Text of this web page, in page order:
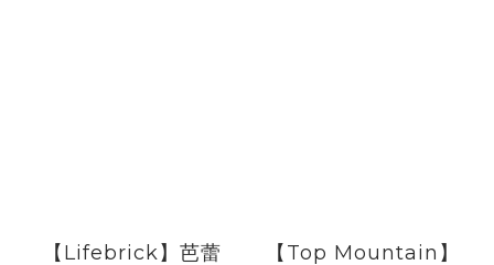
【Lifebrick】芭蕾
【Top Mountain】